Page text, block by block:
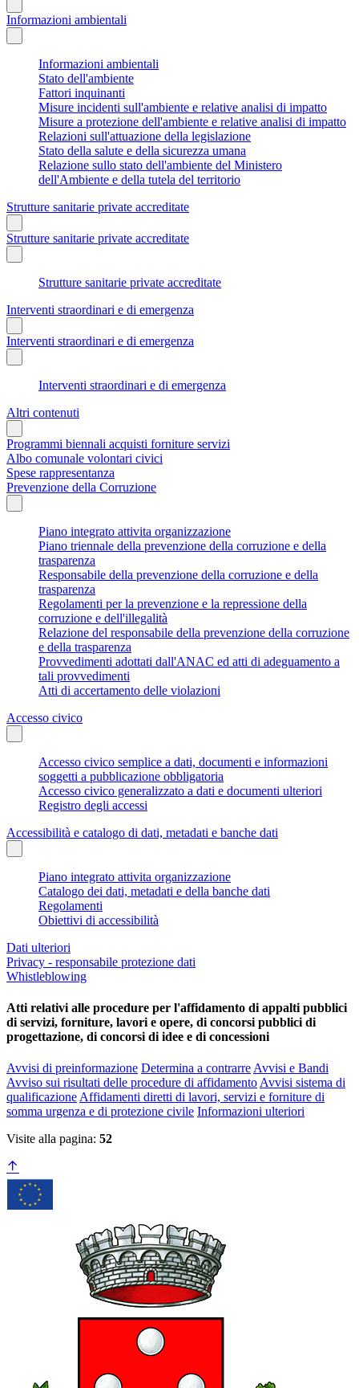
Informazioni ambientali
Informazioni ambientali
Stato dell'ambiente
Fattori inquinanti
Misure incidenti sull'ambiente e relative analisi di impatto
Misure a protezione dell'ambiente e relative analisi di impatto
Relazioni sull'attuazione della legislazione
Stato della salute e della sicurezza umana
Relazione sullo stato dell'ambiente del Ministero
dell'Ambiente e della tutela del territorio
Strutture sanitarie private accreditate
Strutture sanitarie private accreditate
Strutture sanitarie private accreditate
Interventi straordinari e di emergenza
Interventi straordinari e di emergenza
Interventi straordinari e di emergenza
Altri contenuti
Programmi biennali acquisti forniture servizi
Albo comunale volontari civici
Spese rappresentanza
Prevenzione della Corruzione
Piano integrato attivita organizzazione
Piano triennale della prevenzione della corruzione e della
trasparenza
Responsabile della prevenzione della corruzione e della
trasparenza
Regolamenti per la prevenzione e la repressione della
corruzione e dell'illegalità
Relazione del responsabile della prevenzione della corruzione
e della trasparenza
Provvedimenti adottati dall'ANAC ed atti di adeguamento a
tali provvedimenti
Atti di accertamento delle violazioni
Accesso civico
Accesso civico semplice a dati, documenti e informazioni
soggetti a pubblicazione obbligatoria
Accesso civico generalizzato a dati e documenti ulteriori
Registro degli accessi
Accessibilità e catalogo di dati, metadati e banche dati
Piano integrato attivita organizzazione
Catalogo dei dati, metadati e della banche dati
Regolamenti
Obiettivi di accessibilità
Dati ulteriori
Privacy - responsabile protezione dati
Whistleblowing
Atti relativi alle procedure per l'affidamento di appalti pubblici
di servizi, forniture, lavori e opere, di concorsi pubblici di
progettazione, di concorsi di idee e di concessioni
Avvisi di preinformazione Determina a contrarre Avvisi e Bandi
Avviso sui risultati delle procedure di affidamento Avvisi sistema di
qualificazione Affidamenti diretti di lavori, servizi e forniture di
somma urgenza e di protezione civile Informazioni ulteriori
Visite alla pagina: 52